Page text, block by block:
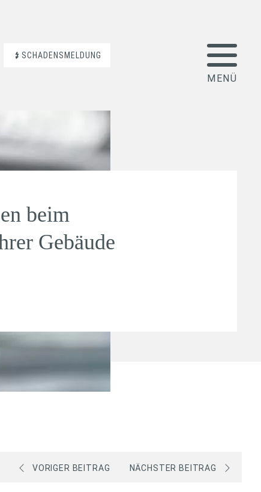
SCHADENSMELDUNG
beim
Gebäude
VORIGER BEITRAG NÄCHSTER BEITRAG